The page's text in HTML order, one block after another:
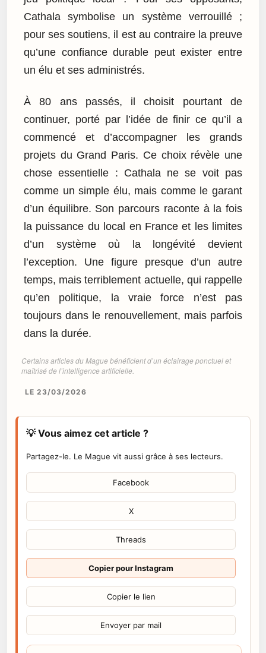
Cathala symbolise un système verrouillé ;
pour ses soutiens, il est au contraire la preuve
qu’une confiance durable peut exister entre
un élu et ses administrés.
À 80 ans passés, il choisit pourtant de
continuer, porté par l’idée de finir ce qu’il a
commencé et d’accompagner les grands
projets du Grand Paris. Ce choix révèle une
chose essentielle : Cathala ne se voit pas
comme un simple élu, mais comme le garant
d’un équilibre. Son parcours raconte à la fois
la puissance du local en France et les limites
d’un système où la longévité devient
l’exception. Une figure presque d’un autre
temps, mais terriblement actuelle, qui rappelle
qu’en politique, la vraie force n’est pas
toujours dans le renouvellement, mais parfois
dans la durée.
Certains articles du Mague bénéficient d’un éclairage ponctuel et
maîtrisé de l’intelligence artificielle.
LE 23/03/2026
💡 Vous aimez cet article ?
Partagez-le. Le Mague vit aussi grâce à ses lecteurs.
Facebook
X
Threads
Copier pour Instagram
Copier le lien
Envoyer par mail